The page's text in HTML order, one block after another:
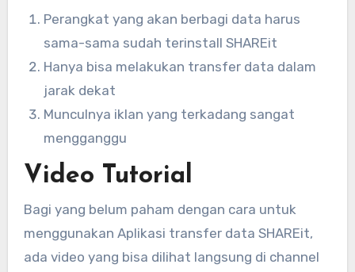
Perangkat yang akan berbagi data harus
sama-sama sudah terinstall SHAREit
Hanya bisa melakukan transfer data dalam
jarak dekat
Munculnya iklan yang terkadang sangat
mengganggu
Video Tutorial
Bagi yang belum paham dengan cara untuk
menggunakan Aplikasi transfer data SHAREit,
ada video yang bisa dilihat langsung di channel